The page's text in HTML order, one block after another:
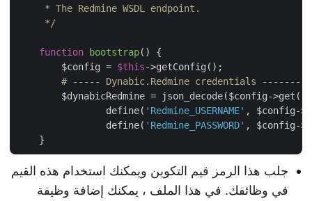
     * The Redmine WSDL endpoint.
     */
function bootstrap( ) {
        $config =
$this->getConfig();
# ----- Dynabic.Redmine credentials
        $dynabicRedmine = json_decode($config->get(
		define(
'Redmine_USERNAME' , $config-
		define(
'Redmine_PASSWORD' , $config-
جلب هذا الرمز قيم التكوين ويمكنك استخدام هذه القيم
في وظائفك. في هذا الملف ، يمكنك إضافة وظيفة